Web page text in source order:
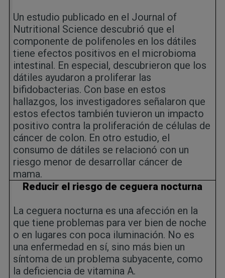
Un estudio publicado en el Journal of
Nutritional Science descubrió que el
componente de polifenoles en los dátiles
tiene efectos positivos en el microbioma
intestinal. En especial, descubrieron que los
dátiles ayudaron a proliferar las
bifidobacterias. Con base en estos
hallazgos, los investigadores señalaron que
estos efectos también tuvieron un impacto
positivo contra la proliferación de células de
cáncer de colon. En otro estudio, el
consumo de dátiles se relacionó con un
riesgo menor de desarrollar cáncer de
mama.
Reducir el riesgo de ceguera nocturna
La ceguera nocturna es una afección en la
que tiene problemas para ver bien de noche
o en lugares con poca iluminación. No es
una enfermedad en sí, sino más bien un
síntoma de un problema subyacente, como
la deficiencia de vitamina A.